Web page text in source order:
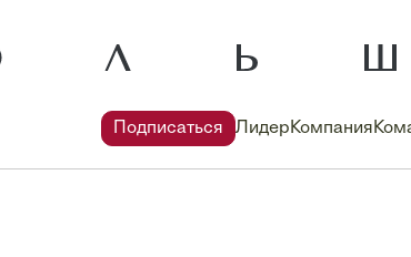
Подписаться ЛидерКомпания